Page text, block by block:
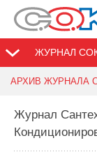
ЖУРНАЛ
АРХИВ ЖУРНАЛА
Журнал